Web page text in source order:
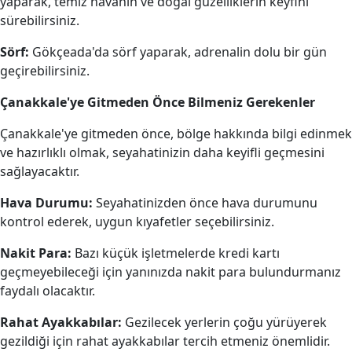
sürebilirsiniz.
Sörf: Gökçeada'da sörf yaparak, adrenalin dolu bir gün
geçirebilirsiniz.
Çanakkale'ye Gitmeden Önce Bilmeniz Gerekenler
Çanakkale'ye gitmeden önce, bölge hakkında bilgi edinmek
ve hazırlıklı olmak, seyahatinizin daha keyifli geçmesini
sağlayacaktır.
Hava Durumu: Seyahatinizden önce hava durumunu
kontrol ederek, uygun kıyafetler seçebilirsiniz.
Nakit Para: Bazı küçük işletmelerde kredi kartı
geçmeyebileceği için yanınızda nakit para bulundurmanız
faydalı olacaktır.
Rahat Ayakkabılar: Gezilecek yerlerin çoğu yürüyerek
gezildiği için rahat ayakkabılar tercih etmeniz önemlidir.